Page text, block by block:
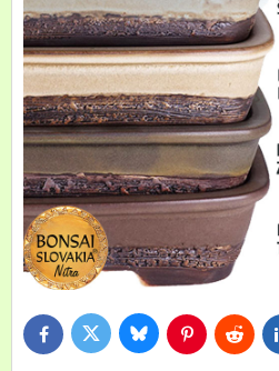
FacebookTwitter BlueskyPinterestReddit